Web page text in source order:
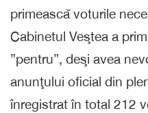
primească voturile
Cabinetul Veştea a
”pentru”, deşi avea
anunţului oficial din
înregistrat în total 212